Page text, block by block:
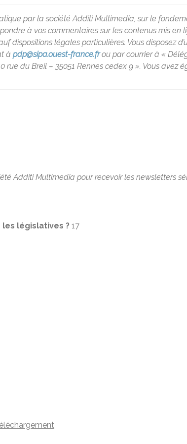
par la société Additi Multimedia, sur le
à vos commentaires sur les contenus mis en
légales particulières. Vous disposez
à pdp@sipa.ouest-france.frou par courrier à «
rue du Breil – 35051 Rennes cedex 9 ». Vous avez
Additi Multimedia pour recevoir les newsletters
législatives ? 17